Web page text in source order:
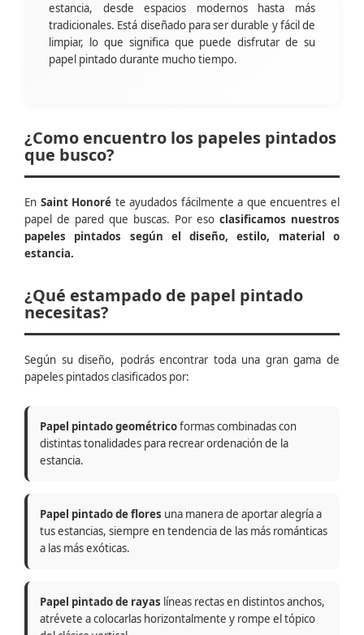
estancia, desde espacios modernos hasta más
tradicionales. Está diseñado para ser durable y fácil de
limpiar, lo que significa que puede disfrutar de su
papel pintado durante mucho tiempo.
¿Como encuentro los papeles pintados
que busco?
En Saint Honoré te ayudados fácilmente a que encuentres el
papel de pared que buscas. Por eso clasificamos nuestros
papeles pintados según el diseño, estilo, material o
estancia.
¿Qué estampado de papel pintado
necesitas?
Según su diseño, podrás encontrar toda una gran gama de
papeles pintados clasificados por:
Papel pintado geométricoformas combinadas con
distintas tonalidades para recrear ordenación de la
estancia.
Papel pintado de flores una manera de aportar alegría a
tus estancias, siempre en tendencia de las más románticas
a las más exóticas.
Papel pintado de rayas líneas rectas en distintos anchos,
atrévete a colocarlas horizontalmente y rompe el tópico